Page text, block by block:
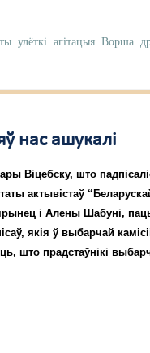
улёткі агітацыя Ворша
нас ашукалі
Віцебску, што
актывістаў
і Алены Шабуні,
якія ў выбарчай
што прадстаўнікі